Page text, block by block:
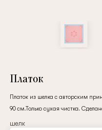
Нажимая на кнопку
политики
Платок
Платок из шелка с авторским
90 см.Только сухая чистка.
шелк